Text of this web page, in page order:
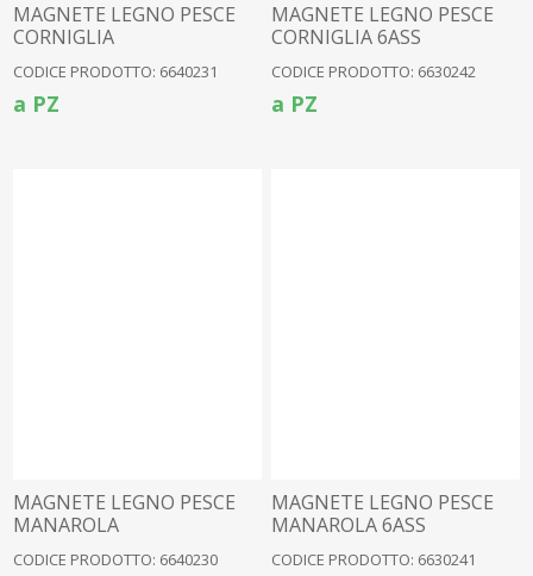
MAGNETE LEGNO PESCE
CORNIGLIA
CODICE PRODOTTO: 6640231
a PZ
MAGNETE LEGNO PESCE
CORNIGLIA 6ASS
CODICE PRODOTTO: 6630242
a PZ
MAGNETE LEGNO PESCE
MANAROLA
CODICE PRODOTTO: 6640230
MAGNETE LEGNO PESCE
MANAROLA 6ASS
CODICE PRODOTTO: 6630241